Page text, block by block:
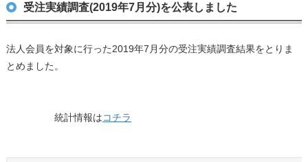
受注実績調査(2019年7月分)を公表しました
法人会員を対象に行った2019年7月分の受注実績調査結果をとりま
とめました。
統計情報はコチラ